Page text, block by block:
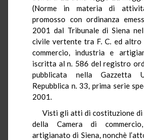
(Norme in materia di
promosso con ordinanza
2001 dal Tribunale di Siena
civile vertente tra F. C. ed altro
commercio, industria e
iscritta al n. 586 del registro
pubblicata nella Gazzetta
Repubblica n. 33, prima serie
2001.
Visti gli atti di costituzione di
della Camera di
artigianato di Siena, nonchè